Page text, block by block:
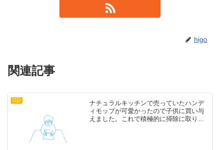
higo
関連記事
日記
ナチュラルキッチンで売っていたハンデ
ィモップが可愛かったので子供に買い与
えました。これで積極的に掃除に取り組